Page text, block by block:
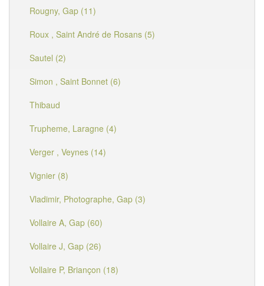
Rougny, Gap (11)
Roux , Saint André de Rosans (5)
Sautel (2)
Simon , Saint Bonnet (6)
Thibaud
Trupheme, Laragne (4)
Verger , Veynes (14)
Vignier (8)
Vladimir, Photographe, Gap (3)
Vollaire A, Gap (60)
Vollaire J, Gap (26)
Vollaire P, Briançon (18)